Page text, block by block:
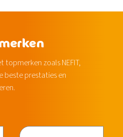
topmerken zoals NEFIT,
beste prestaties en